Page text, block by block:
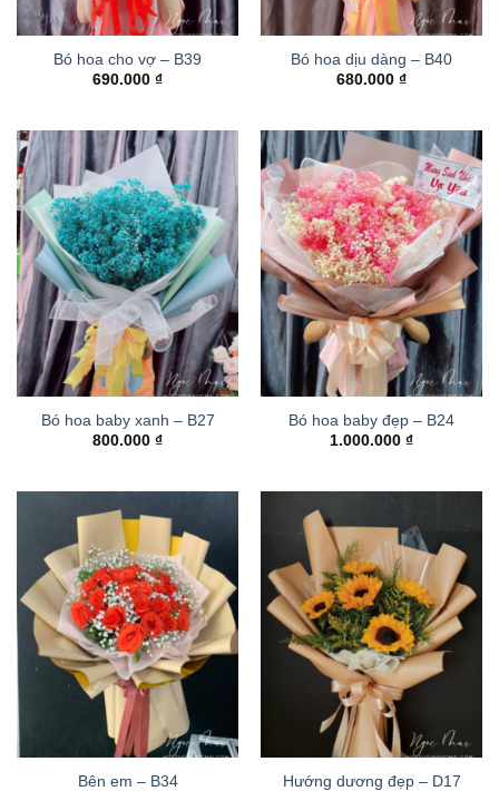
Bó hoa cho vợ – B39
690.000 ₫
Bó hoa dịu dàng – B40
680.000 ₫
Bó hoa baby xanh – B27
800.000 ₫
Bó hoa baby đẹp – B24
1.000.000 ₫
Bên em – B34
Hướng dương đẹp – D17